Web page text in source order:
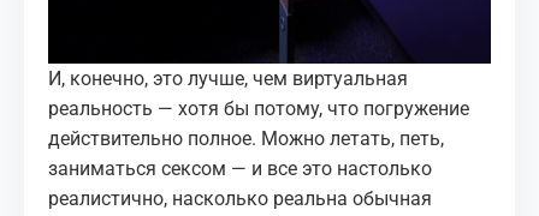
И, конечно, это лучше, чем виртуальная
реальность — хотя бы потому, что погружение
действительно полное. Можно летать, петь,
заниматься сексом — и все это настолько
реалистично, насколько реальна обычная